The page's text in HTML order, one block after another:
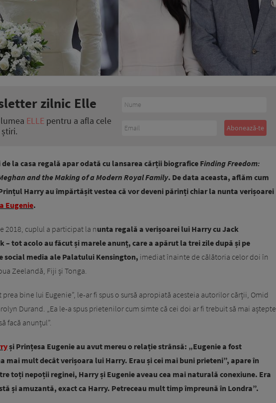
zilnic Elle
ELLE pentru a afla cele
de la casa regală apar odată cu lansarea cărții biografice Finding Freedom:
and the Making of a Modern Royal Family. De data aceasta, aflăm cum
Harry au împărtășit vestea că vor deveni părinți chiar la nunta verișoarei
Eugenie.
2018, cuplul a participat la nunta regală a verișoarei lui Harry cu Jack
– tot acolo au făcut și marele anunț, care a apărut la trei zile după și pe
social media ale Palatului Kensington, imediat înainte de călătoria celor doi în
Zeelandă, Fiji și Tonga.
prea bine lui Eugenie”, le-ar fi spus o sursă apropiată acesteia autorilor cărții, Omid
Durand. „Ea le-a spus prietenilor cum simte că cei doi ar fi trebuit să mai aștepte
facă anunțul”.
și Prințesa Eugenie au avut mereu o relație strânsă: „Eugenie a fost
mai mult decât verișoara lui Harry. Erau și cei mai buni prieteni”, apare în
toți nepoții reginei, Harry și Eugenie aveau cea mai naturală conexiune. Era
și amuzantă, exact ca Harry. Petreceau mult timp împreună în Londra”.